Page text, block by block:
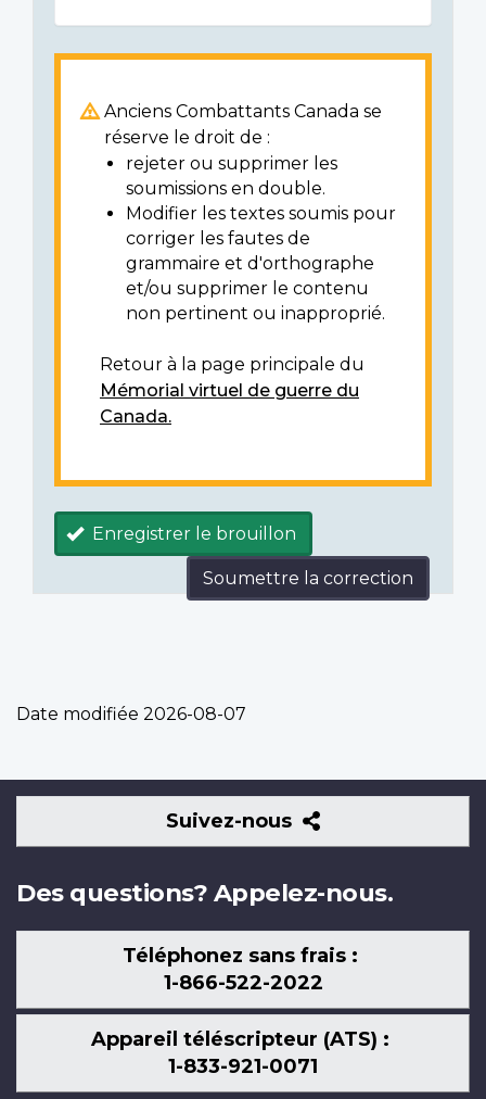
Anciens Combattants Canada se
réserve le droit de :
rejeter ou supprimer les
soumissions en double.
Modifier les textes soumis pour
corriger les fautes de
grammaire et d'orthographe
et/ou supprimer le contenu
non pertinent ou inapproprié.
Retour à la page principale du
Mémorial virtuel de guerre du
Canada.
Enregistrer le brouillon
Soumettre la correction
Date modifiée 2026-08-07
Suivez-nous
Suivez-
nous
Des questions? Appelez-nous.
Téléphonez sans frais :
1-866-522-2022
Appareil téléscripteur (ATS) :
1-833-921-0071